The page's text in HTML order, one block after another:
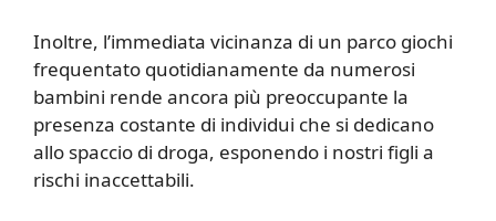
Inoltre, l’immediata vicinanza di un parco giochi
frequentato quotidianamente da numerosi
bambini rende ancora più preoccupante la
presenza costante di individui che si dedicano
allo spaccio di droga, esponendo i nostri figli a
rischi inaccettabili.